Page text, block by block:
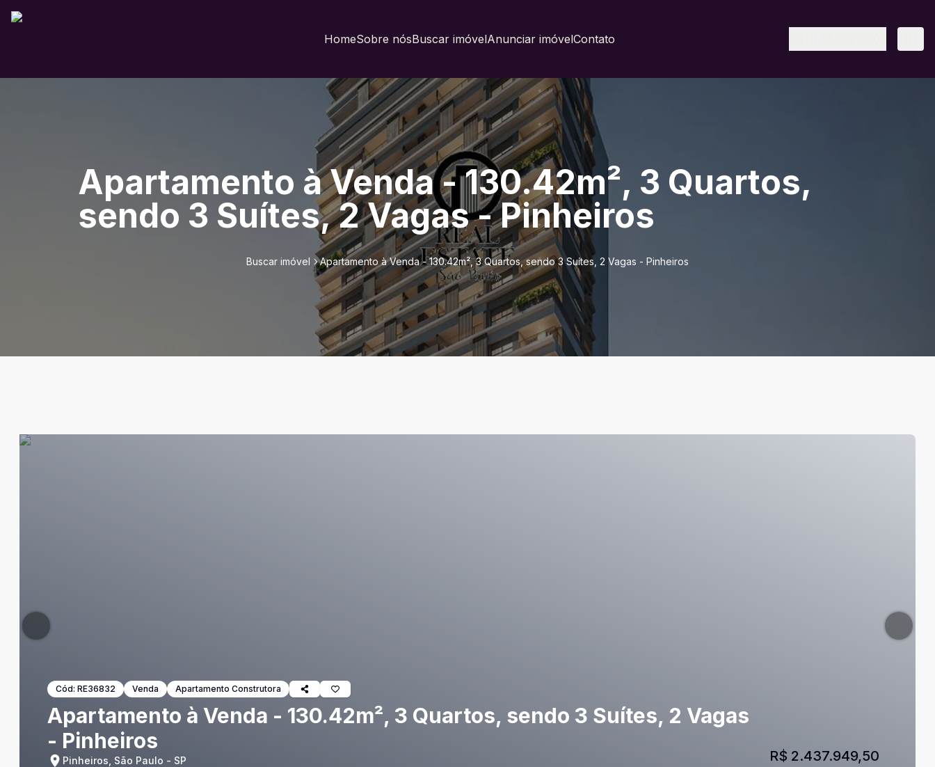
HomeSobre nósBuscar imóvelAnunciar imóvelContato
Apartamento à Venda - 130.42m², 3 Quartos,
sendo 3 Suítes, 2 Vagas - Pinheiros
Buscar imóvel Apartamento à Venda - 130.42m², 3 Quartos, sendo 3 Suítes, 2 Vagas - Pinheiros
Cód: RE36832 Venda Apartamento Construtora
Apartamento à Venda - 130.42m², 3 Quartos, sendo 3 Suítes, 2 Vagas
- Pinheiros
Pinheiros, São Paulo - SP R$ 2.437.949,50